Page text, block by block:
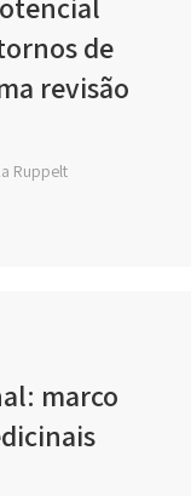
de
revisão
Ruppelt
marco